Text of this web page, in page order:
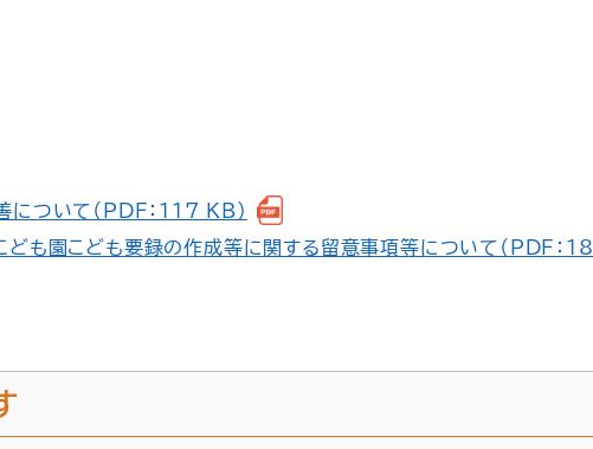
ついて（PDF：117 KB）
も園こども要録の作成等に関する留意事項等について（PDF：18